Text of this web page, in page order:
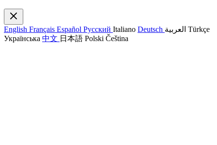
English Français Español Русский Italiano Deutsch
Türkçe
Українська 中文 日本語 Polski Čeština